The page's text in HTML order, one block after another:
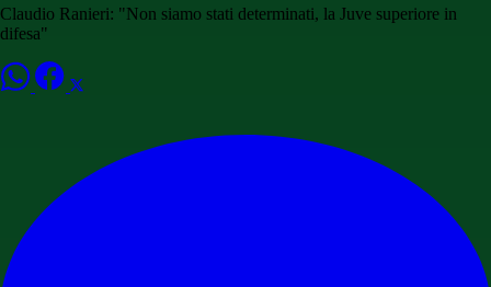
Claudio Ranieri: "Non siamo stati determinati, la Juve superiore in
difesa"